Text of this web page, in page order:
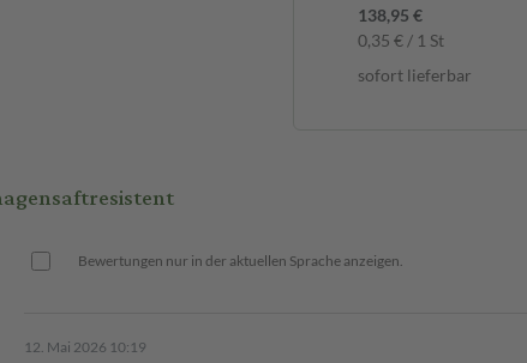
138,95 €
0,35 € / 1 St
sofort lieferbar
Bewertungen nur in der aktuellen Sprache anzeigen.
12. Mai 2026 10:19